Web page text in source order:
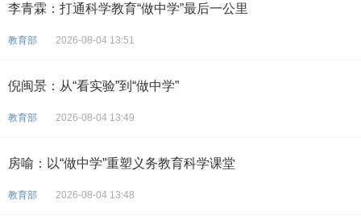
李青霖：打通科学教育“做中学”最后一公里
教育部 2026-08-04 13:51
倪闽景：从“看实验”到“做中学”
教育部 2026-08-04 13:49
房喻：以“做中学”重塑义务教育科学课堂
教育部 2026-08-04 13:48